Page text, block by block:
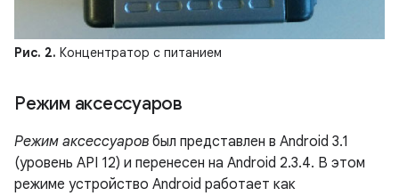
Рис. 2. Концентратор с питанием
Режим аксессуаров
Режим аксессуаров был представлен в Android 3.1
(уровень API 12) и перенесен на Android 2.3.4. В этом
режиме устройство Android работает как